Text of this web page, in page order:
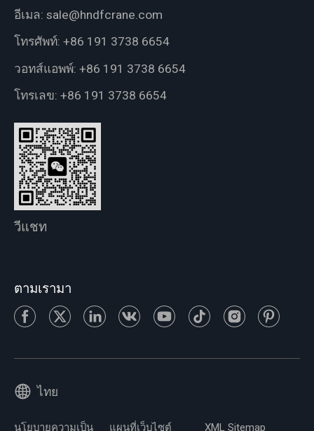
อีเมล: sale@hndfcrane.com
โทรศัพท์: +86 191 3738 6654
วอทส์แอพพ์: +86 191 3738 6654
โทรเลข: +86 191 3738 6654
วีแชท
ตามเรามา
ไทย
นโยบายความเป็น แผนที่เว็บไซต์ XML Sitemap